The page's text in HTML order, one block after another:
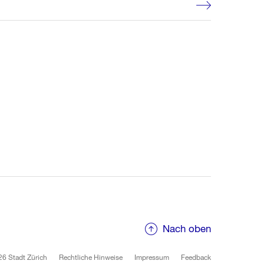
Nach oben
Stadt Zürich Rechtliche Hinweise Impressum Feedback